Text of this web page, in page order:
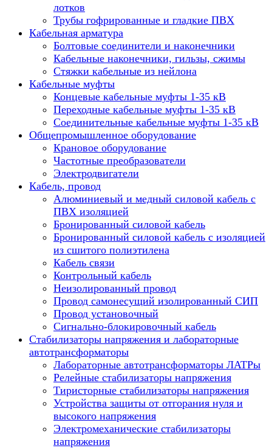
лотков
Трубы гофрированные и гладкие ПВХ
Кабельная арматура
Болтовые соединители и наконечники
Кабельные наконечники, гильзы, сжимы
Стяжки кабельные из нейлона
Кабельные муфты
Концевые кабельные муфты 1-35 кВ
Переходные кабельные муфты 1-35 кВ
Соединительные кабельные муфты 1-35 кВ
Общепромышленное оборудование
Крановое оборудование
Частотные преобразователи
Электродвигатели
Кабель, провод
Алюминиевый и медный силовой кабель с
ПВХ изоляцией
Бронированный силовой кабель
Бронированный силовой кабель с изоляцией
из сшитого полиэтилена
Кабель связи
Контрольный кабель
Неизолированный провод
Провод самонесущий изолированный СИП
Провод установочный
Сигнально-блокировочный кабель
Стабилизаторы напряжения и лабораторные
автотрансформаторы
Лабораторные автотрансформаторы ЛАТРы
Релейные стабилизаторы напряжения
Тиристорные стабилизаторы напряжения
Устройства защиты от отгорания нуля и
высокого напряжения
Электромеханические стабилизаторы
напряжения